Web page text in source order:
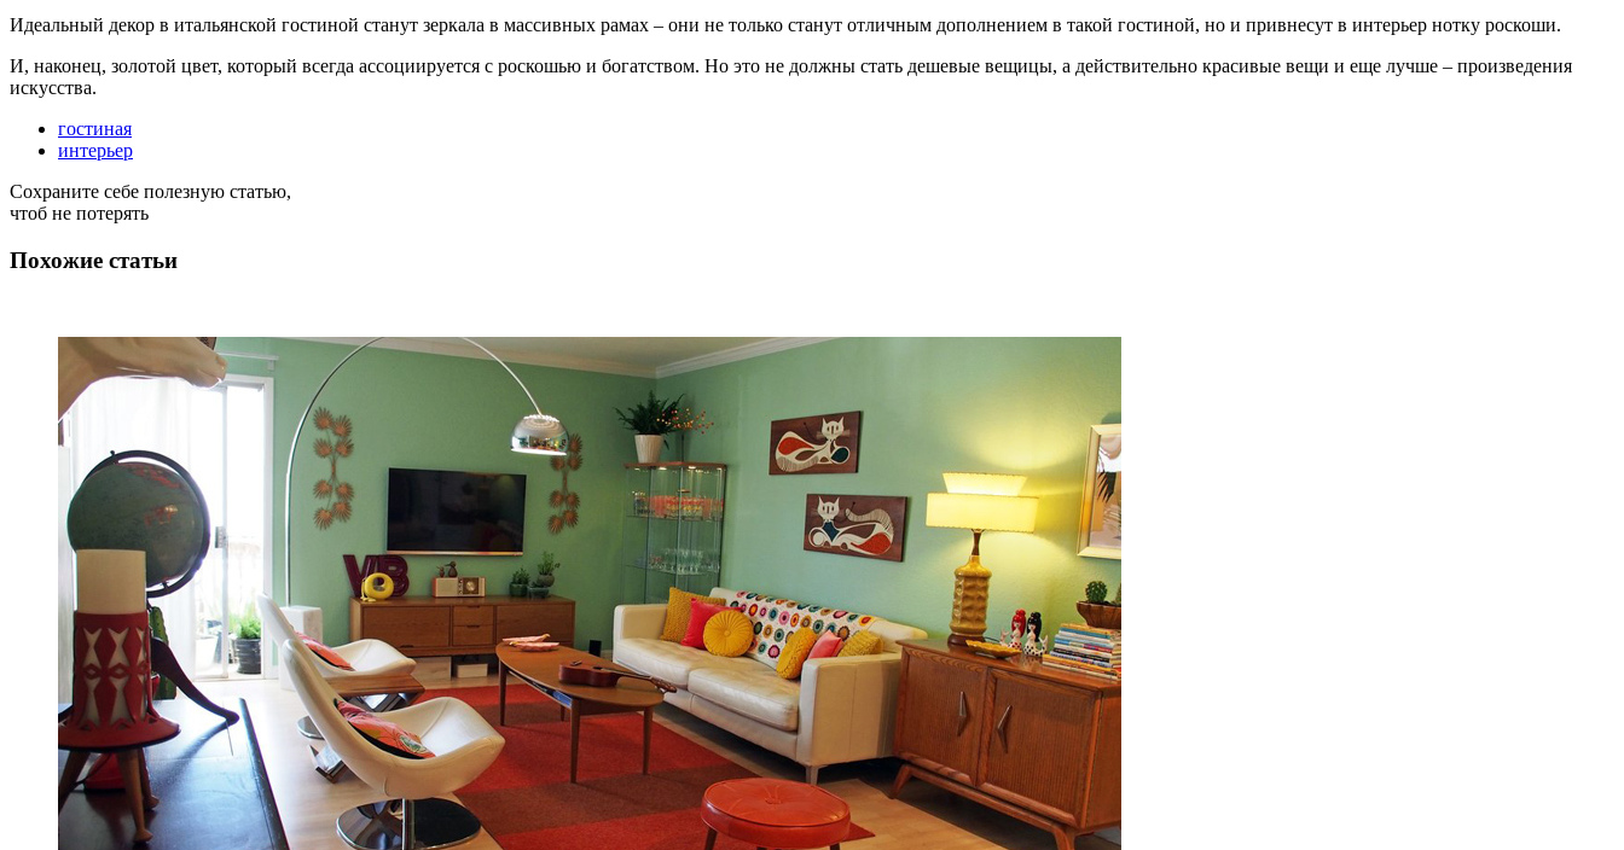
Идеальный декор в итальянской гостиной станут зеркала в массивных рамах – они не только станут отличным дополнением в такой гостиной, но и привнесут в интерьер нотку роскоши.
И, наконец, золотой цвет, который всегда ассоциируется с роскошью и богатством. Но это не должны стать дешевые вещицы, а действительно красивые вещи и еще лучше – произведения
искусства.
гостиная
интерьер
Сохраните себе полезную статью,
чтоб не потерять
Похожие статьи